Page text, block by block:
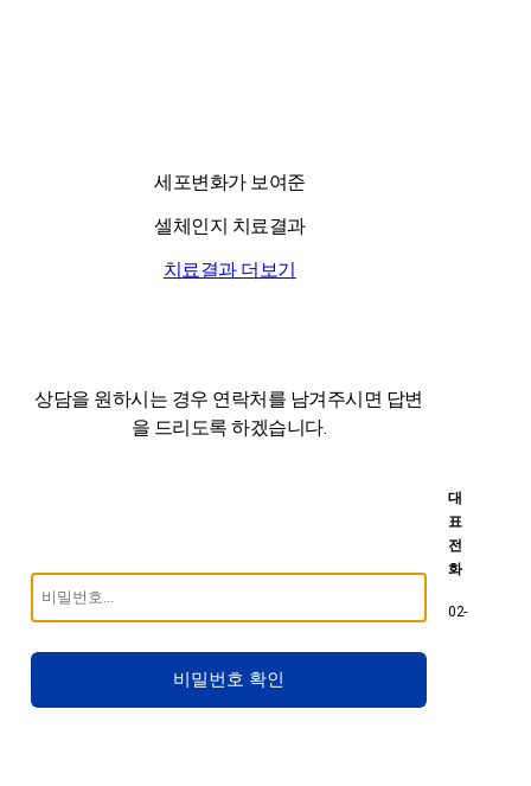
세포변화가 보여준
셀체인지 치료결과
치료결과 더보기
상담을 원하시는 경우 연락처를 남겨주시면 답변
을 드리도록 하겠습니다.
비밀번호 확인
대
표
전
화
02-